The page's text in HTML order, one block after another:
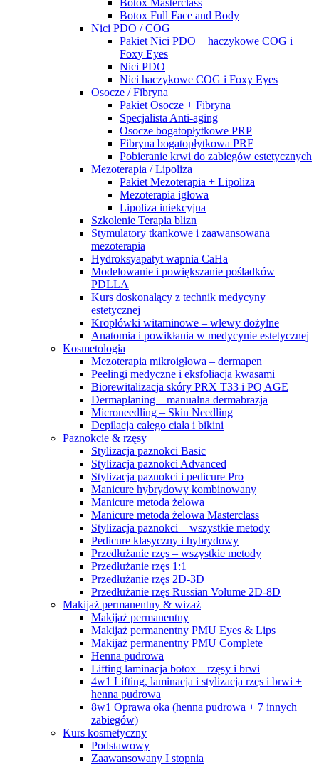
Botox Masterclass
Botox Full Face and Body
Nici PDO / COG
Pakiet Nici PDO + haczykowe COG i
Foxy Eyes
Nici PDO
Nici haczykowe COG i Foxy Eyes
Osocze / Fibryna
Pakiet Osocze + Fibryna
Specjalista Anti-aging
Osocze bogatopłytkowe PRP
Fibryna bogatopłytkowa PRF
Pobieranie krwi do zabiegów estetycznych
Mezoterapia / Lipoliza
Pakiet Mezoterapia + Lipoliza
Mezoterapia igłowa
Lipoliza iniekcyjna
Szkolenie Terapia blizn
Stymulatory tkankowe i zaawansowana
mezoterapia
Hydroksyapatyt wapnia CaHa
Modelowanie i powiększanie pośladków
PDLLA
Kurs doskonalący z technik medycyny
estetycznej
Kroplówki witaminowe – wlewy dożylne
Anatomia i powikłania w medycynie estetycznej
Kosmetologia
Mezoterapia mikroigłowa – dermapen
Peelingi medyczne i eksfoliacja kwasami
Biorewitalizacja skóry PRX T33 i PQ AGE
Dermaplaning – manualna dermabrazja
Microneedling – Skin Needling
Depilacja całego ciała i bikini
Paznokcie & rzęsy
Stylizacja paznokci Basic
Stylizacja paznokci Advanced
Stylizacja paznokci i pedicure Pro
Manicure hybrydowy kombinowany
Manicure metoda żelowa
Manicure metoda żelowa Masterclass
Stylizacja paznokci – wszystkie metody
Pedicure klasyczny i hybrydowy
Przedłużanie rzęs – wszystkie metody
Przedłużanie rzęs 1:1
Przedłużanie rzęs 2D-3D
Przedłużanie rzęs Russian Volume 2D-8D
Makijaż permanentny & wizaż
Makijaż permanentny
Makijaż permanentny PMU Eyes & Lips
Makijaż permanentny PMU Complete
Henna pudrowa
Lifting laminacja botox – rzęsy i brwi
4w1 Lifting, laminacja i stylizacja rzęs i brwi +
henna pudrowa
8w1 Oprawa oka (henna pudrowa + 7 innych
zabiegów)
Kurs kosmetyczny
Podstawowy
Zaawansowany I stopnia